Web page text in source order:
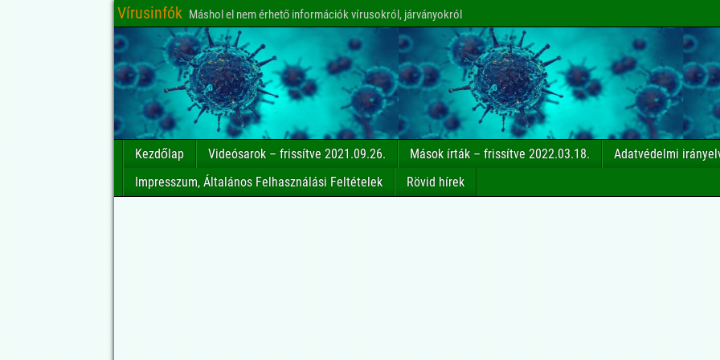
Vírusinfók Máshol el nem érhető információk vírusokról, járványokról
Kezdőlap Videósarok – frissítve 2021.09.26. Mások írták – frissítve 2022.03.18.
Adatvédelmi
Impresszum, Általános Felhasználási Feltételek
Rövid hírek